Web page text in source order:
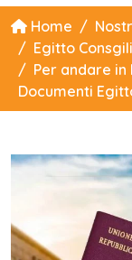
Home
Egitto
Per andare
Documenti